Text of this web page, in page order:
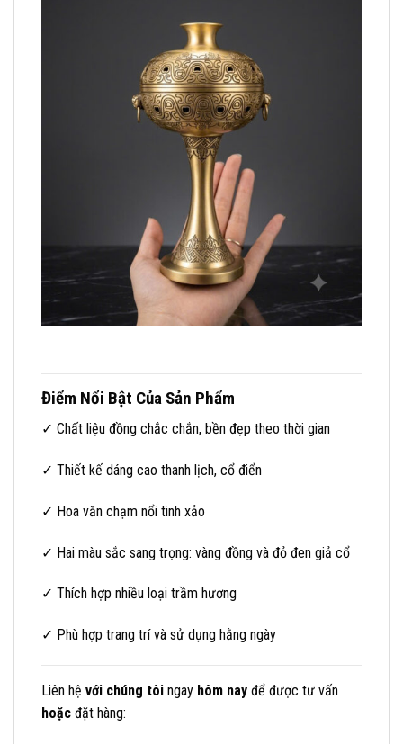
Điểm Nổi Bật Của Sản Phẩm
✓ Chất liệu đồng chắc chắn, bền đẹp theo thời gian
✓ Thiết kế dáng cao thanh lịch, cổ điển
✓ Hoa văn chạm nổi tinh xảo
✓ Hai màu sắc sang trọng: vàng đồng và đỏ đen giả cổ
✓ Thích hợp nhiều loại trầm hương
✓ Phù hợp trang trí và sử dụng hằng ngày
Liên hệ với chúng tôi ngay hôm nay để được tư vấn
hoặc đặt hàng: